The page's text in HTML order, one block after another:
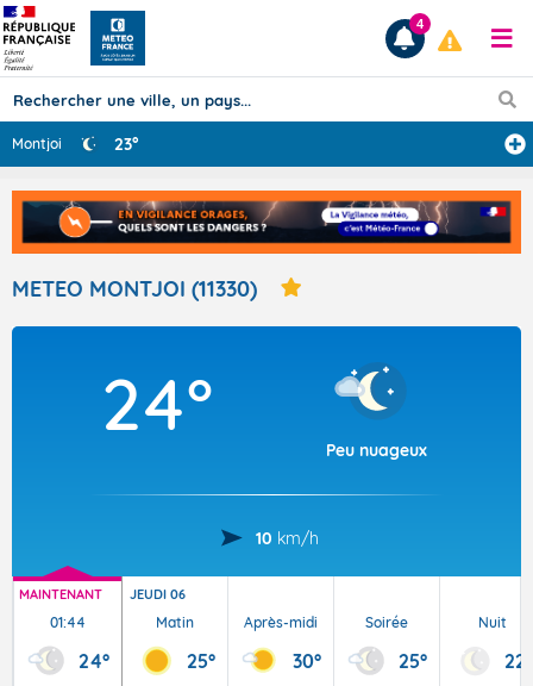
Prévisions
TOUS LES RÉSULTATS
Articles
4
Montjoi 23°
METEO MONTJOI (11330)
24°
Peu nuageux
10 km/h
MAINTENANT
01:44
24°
JEUDI 06
Matin
25°
Après-midi
30°
Soirée
25°
Nuit
22°